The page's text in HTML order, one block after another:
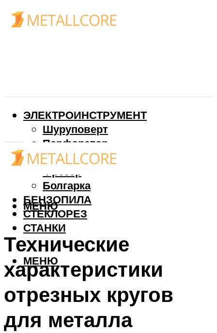
ЭЛЕКТРОИНСТРУМЕНТ
Шуруповерт
Перфоратор
Дрель
Фрезер
Болгарка
БЕНЗОПИЛА
СТЕКЛОРЕЗ
СТАНКИ
МЕНЮ
МЕНЮ
Технические
характеристики
отрезных кругов
для металла